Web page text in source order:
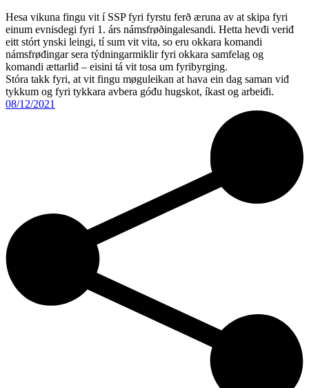
Hesa vikuna fingu vit í SSP fyri fyrstu ferð æruna av at skipa fyri
einum evnisdegi fyri 1. árs námsfrøðingalesandi. Hetta hevđi veriđ
eitt stórt ynski leingi, tí sum vit vita, so eru okkara komandi
námsfrøđingar sera týdningarmiklir fyri okkara samfelag og
komandi ættarliđ – eisini tá vit tosa um fyribyrging.
Stóra takk fyri, at vit fingu møguleikan at hava ein dag saman viđ
tykkum og fyri tykkara avbera góđu hugskot, íkast og arbeiđi.
08/12/2021